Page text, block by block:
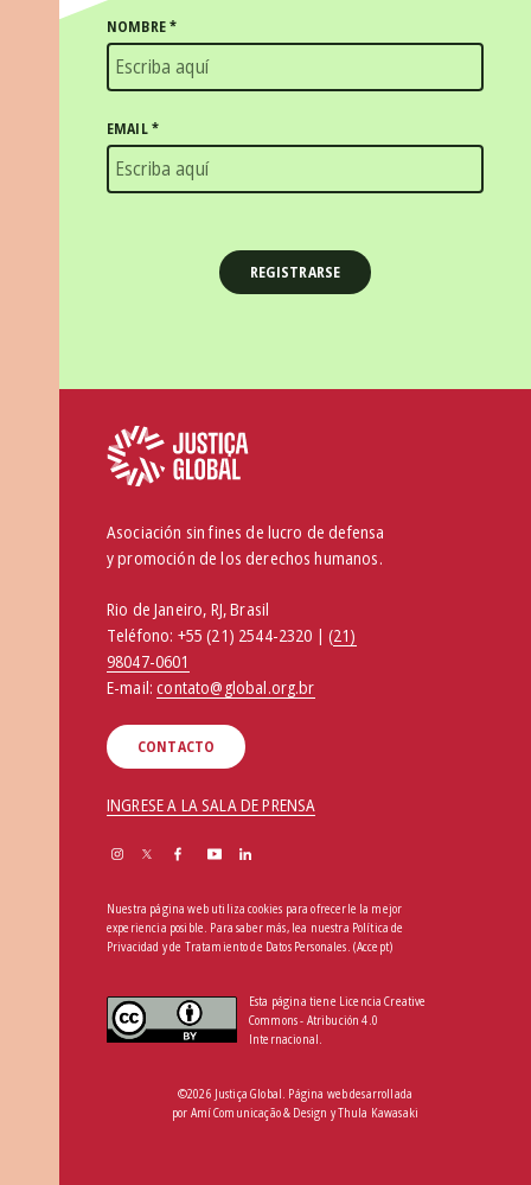
NOMBRE*
EMAIL*
Asociación sin fines de lucro de defensa
y promoción de los derechos humanos.
Rio de Janeiro, RJ, Brasil
Teléfono: +55 (21) 2544-2320 | (21)
98047-0601
E-mail:contato@global.org.br
CONTACTO
INGRESE A LA SALA DE PRENSA
Nuestra página web utiliza cookies para ofrecerle la mejor
experiencia posible. Para saber más, lea nuestra Política de
Privacidad y de Tratamiento de Datos Personales (Accept)
Esta página tiene Licencia Creative
Commons - Atribución 4.0
Internacional.
©2026 Justiça Global. Página web desarrollada
por Amí Comunicação & Design yThula Kawasaki